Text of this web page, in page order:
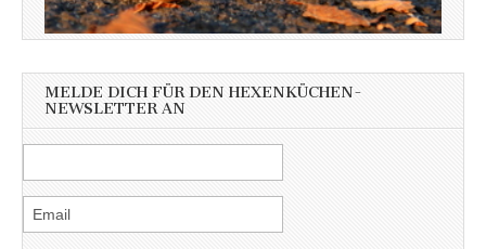
MELDE DICH FÜR DEN HEXENKÜCHEN-
NEWSLETTER AN